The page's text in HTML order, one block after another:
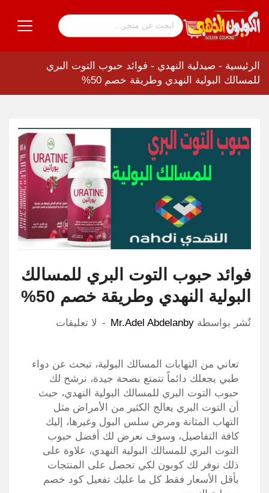
الرئيسية - صيدلية النهدي - فوائد حبوب التوت البري
للمسالك البولية النهدي وطريقة خصم 50%
فوائد حبوب التوت البري للمسالك
البولية النهدي وطريقة خصم 50%
نٌشر بواسطة Mr.Adel Abdelanby لا تعليقات
تعاني من التهابات المسالك البولية، تبحث عن دواء
طبي يجعلك دائماً تتمتع بصحة جيدة، نرشح لك
حبوب التوت البري للمسالك البولية النهدي، حيث
أن التوت البري يعالج الكثير من الأمراض مثل
التهاب المثانة ومرض سلس البول وغيرها، إليك
كافة التفاصيل، وسوف نعرض لك أفضل حبوب
التوت البري للمسالك البولية النهدي، علاوة على
ذلك نوفر لك كوبون لكي تحصل على المنتجات
بأقل الأسعار فقط كل ما عليك تفعيل كود خصم